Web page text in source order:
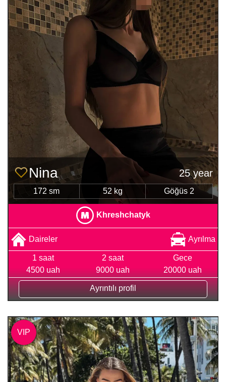
Nina 25 year
172 sm 52 kg Göğüs 2
Khreshchatyk
Daireler Ayrılma
1 saat
4500 uah
2 saat
9000 uah
Gece
20000 uah
Ayrıntılı profil
VIP